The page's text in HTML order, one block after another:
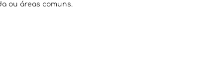
ou áreas comuns.